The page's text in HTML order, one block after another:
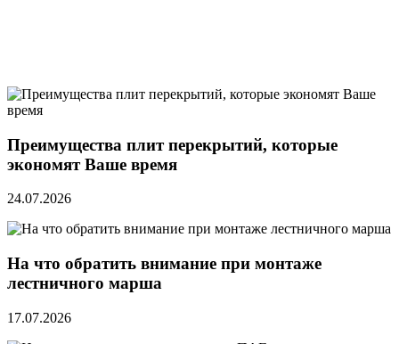
Преимущества плит перекрытий, которые
экономят Ваше время
24.07.2026
На что обратить внимание при монтаже
лестничного марша
17.07.2026